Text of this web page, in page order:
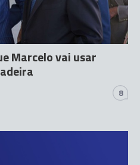
Marcelo vai usar
8